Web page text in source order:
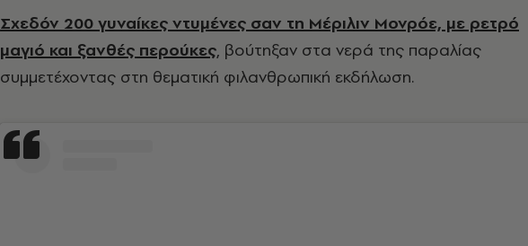
Σχεδόν 200 γυναίκες ντυμένες σαν τη Μέριλιν Μονρόε, με ρετρό
μαγιό και ξανθές περούκες, βούτηξαν στα νερά της παραλίας
συμμετέχοντας στη θεματική φιλανθρωπική εκδήλωση.